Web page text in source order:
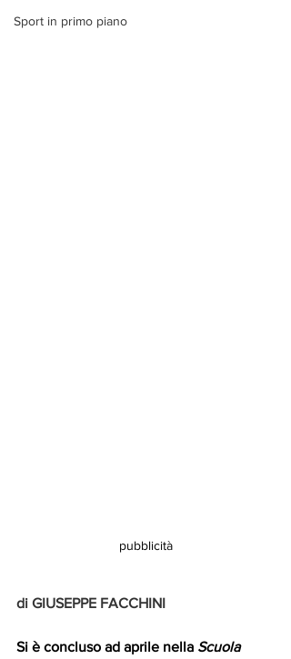
Sport in primo piano
pubblicità
di GIUSEPPE FACCHINI
Si è concluso ad aprile nella Scuola